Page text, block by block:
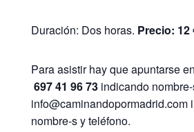
Duración: Dos horas. Precio: 12
Para asistir hay que apuntarse
697 41 96 73indicando
info@caminandopormadrid.com
nombre-s y teléfono.